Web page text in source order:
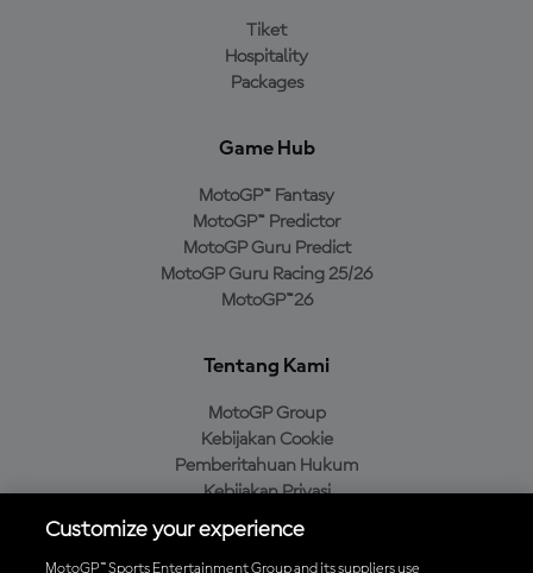
Tiket
Hospitality
Packages
Game Hub
MotoGP™ Fantasy
MotoGP™ Predictor
MotoGP Guru Predict
MotoGP Guru Racing 25/26
MotoGP™26
Tentang Kami
MotoGP Group
Kebijakan Cookie
Pemberitahuan Hukum
Kebijakan Privasi
Kebijakan Pembelian
Customize your experience
MotoGP™ Sports Entertainment Group and its suppliers use